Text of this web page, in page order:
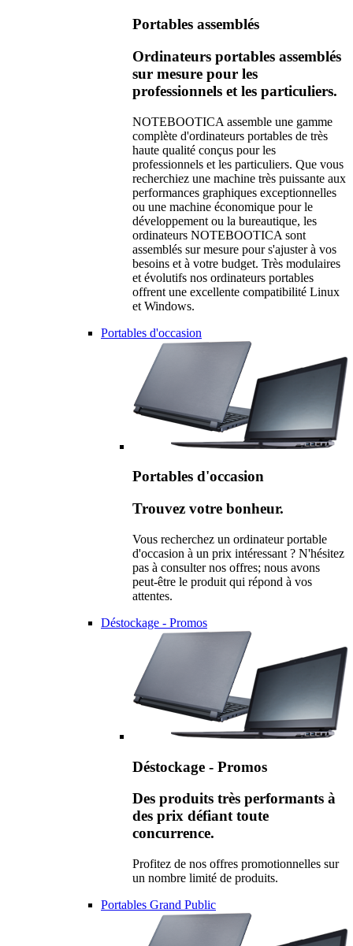
Portables assemblés
Ordinateurs portables assemblés
sur mesure pour les
professionnels et les particuliers.
NOTEBOOTICA assemble une gamme
complète d'ordinateurs portables de très
haute qualité conçus pour les
professionnels et les particuliers. Que vous
recherchiez une machine très puissante aux
performances graphiques exceptionnelles
ou une machine économique pour le
développement ou la bureautique, les
ordinateurs NOTEBOOTICA sont
assemblés sur mesure pour s'ajuster à vos
besoins et à votre budget. Très modulaires
et évolutifs nos ordinateurs portables
offrent une excellente compatibilité Linux
et Windows.
Portables d'occasion
Portables d'occasion
Trouvez votre bonheur.
Vous recherchez un ordinateur portable
d'occasion à un prix intéressant ? N'hésitez
pas à consulter nos offres; nous avons
peut-être le produit qui répond à vos
attentes.
Déstockage - Promos
Déstockage - Promos
Des produits très performants à
des prix défiant toute
concurrence.
Profitez de nos offres promotionnelles sur
un nombre limité de produits.
Portables Grand Public